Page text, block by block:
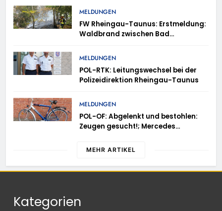
MELDUNGEN
FW Rheingau-Taunus: Erstmeldung:
Waldbrand zwischen Bad
Taunusstein-Seitzenhahn – rund 150
Einsatzkräfte im Einsatz
MELDUNGEN
POL-RTK: Leitungswechsel bei der
Polizeidirektion Rheingau-Taunus
MELDUNGEN
POL-OF: Abgelenkt und bestohlen:
Zeugen gesucht!; Mercedes
Wer hat den Fahrraddieb gesehen?
MEHR ARTIKEL
Kategorien